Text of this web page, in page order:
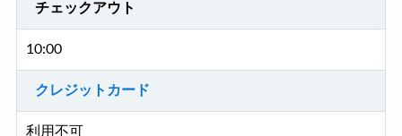
チェックアウト
10:00
クレジットカード
利用不可